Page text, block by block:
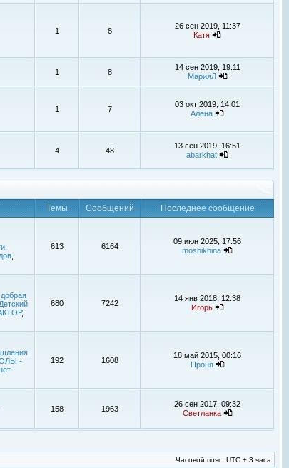
1 8
26 сен 2019, 11:37
Катя
1 8
14 сен 2019, 19:11
МарияЛ
1 7
03 окт 2019, 14:01
Алёна
4 48
13 сен 2019, 16:51
abarkhat
Темы Сообщений
Последнее сообщение
613 6164
09 июн 2025, 17:56
moshikhina
Детский
,
680 7242
14 янв 2018, 12:38
Игорь
-
192 1608
18 май 2015, 00:16
Проня
158 1963
26 сен 2017, 09:32
Светланка
Часовой пояс: UTC + 3 часа